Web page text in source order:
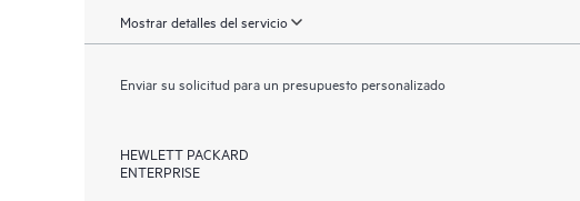
Mostrar detalles del servicio
Enviar su solicitud para un presupuesto personalizado
HEWLETT PACKARD
ENTERPRISE